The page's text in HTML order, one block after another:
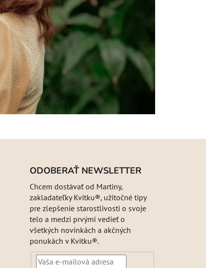
ODOBERAŤ NEWSLETTER
Chcem dostávať od Martiny,
zakladateľky Kvitku®, užitočné tipy
pre zlepšenie starostlivosti o svoje
telo a medzi prvými vedieť o
všetkých novinkách a akčných
ponukách v Kvitku®.